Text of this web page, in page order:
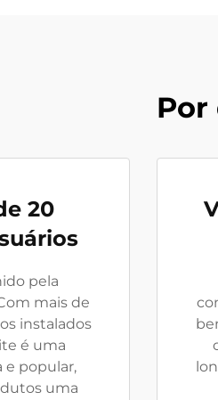
Por
20
pela
mais de
instalados
é uma
e popular,
uma